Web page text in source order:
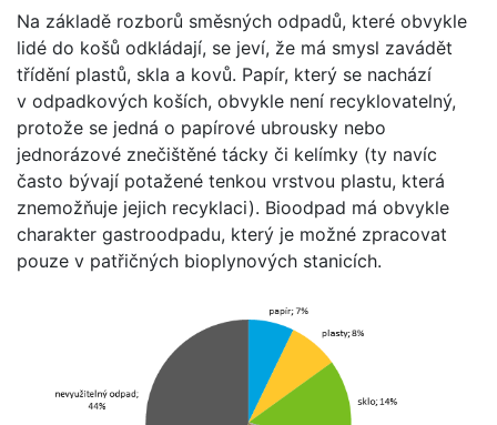
Na základě rozborů směsných odpadů, které obvykle
lidé do košů odkládají, se jeví, že má smysl zavádět
třídění plastů, skla a kovů. Papír, který se nachází
v odpadkových koších, obvykle není recyklovatelný,
protože se jedná o papírové ubrousky nebo
jednorázové znečištěné tácky či kelímky (ty navíc
často bývají potažené tenkou vrstvou plastu, která
znemožňuje jejich recyklaci). Bioodpad má obvykle
charakter gastroodpadu, který je možné zpracovat
pouze v patřičných bioplynových stanicích.